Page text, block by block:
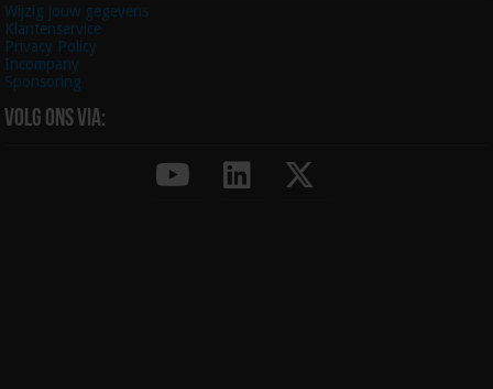
Wijzig jouw gegevens
Klantenservice
Privacy Policy
Incompany
Sponsoring
Volg ons via: